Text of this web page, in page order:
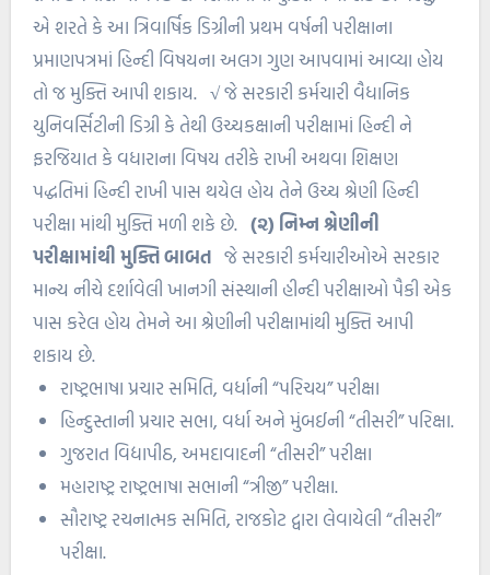
એ શરતે કે આ ત્રિવાર્ષિક ડિગ્રીની પ્રથમ વર્ષની પરીક્ષાના
પ્રમાણપત્રમાં હિન્દી વિષયના અલગ ગુણ આપવામાં આવ્યા હોય
તો જ મુક્તિ આપી શકાય. √જે સરકારી કર્મચારી વૈધાનિક
યુનિવર્સિટીની ડિગ્રી કે તેથી ઉચ્ચકક્ષાની પરીક્ષામાં હિન્દી ને
ફરજિયાત કે વધારાના વિષય તરીકે રાખી અથવા શિક્ષણ
પદ્ધતિમાં હિન્દી રાખી પાસ થયેલ હોય તેને ઉચ્ચ શ્રેણી હિન્દી
પરીક્ષા માંથી મુક્તિ મળી શકે છે. (૨) નિમ્ન શ્રેણીની
પરીક્ષામાંથી મુક્તિ બાબતજે સરકારી કર્મચારીઓએ સરકાર
માન્ય નીચે દર્શાવેલી ખાનગી સંસ્થાની હીન્દી પરીક્ષાઓ પૈકી એક
પાસ કરેલ હોય તેમને આ શ્રેણીની પરીક્ષામાંથી મુક્તિ આપી
શકાય છે.
રાષ્ટ્રભાષા પ્રચાર સમિતિ, વર્ધાની “પરિચય” પરીક્ષા
હિન્દુસ્તાની પ્રચાર સભા, વર્ધા અને મુંબઈની “તીસરી” પરિક્ષા.
ગુજરાત વિદ્યાપીઠ, અમદાવાદની “તીસરી” પરીક્ષા
મહારાષ્ટ્ર રાષ્ટ્રભાષા સભાની “ત્રીજી” પરીક્ષા.
સૌરાષ્ટ્ર રચનાત્મક સમિતિ, રાજકોટ દ્વારા લેવાયેલી “તીસરી”
પરીક્ષા.